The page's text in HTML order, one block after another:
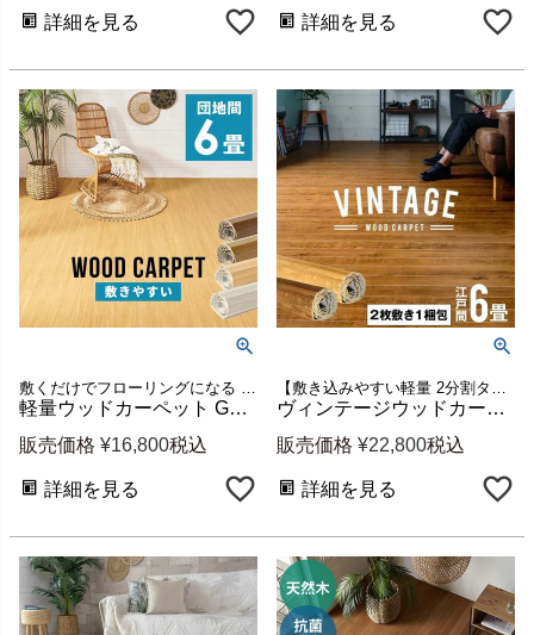
詳細を見る 詳細を見る
敷くだけでフローリングになる 団地間 6畳 ウッドカーペット
軽量ウッドカーペット GA-60 団地間6畳用 約243×345cm 2枚敷き1梱包 [w-ga-60-d60]
販売価格 ¥16,800税込
詳細を見る
【敷き込みやすい軽量 2分割タイプだから女性におすすめ】江戸間6畳用ウッドカーペット
ヴィンテージウッドカーペット PJ-40 江戸間6畳用 約260×350cm 2枚敷き1梱包 [w-pj-40-e60-]
販売価格 ¥22,800税込
詳細を見る